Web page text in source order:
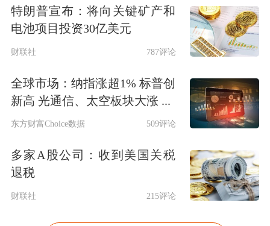
特朗普宣布：将向关键矿产和
电池项目投资30亿美元
财联社 787评论
全球市场：纳指涨超1% 标普创
新高 光通信、太空板块大涨 ...
东方财富Choice数据 509评论
多家A股公司：收到美国关税
退税
财联社 215评论